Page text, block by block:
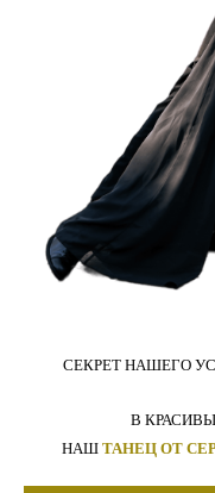
СЕКРЕТ НАШЕГО
В
НАШТАНЕЦ ОТ